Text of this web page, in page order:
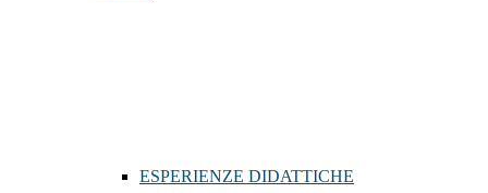
ESPERIENZE DIDATTICHE